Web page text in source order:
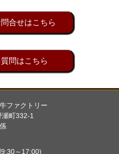
合せはこちら
問はこちら
ファクトリー
町332-1
～17:00)